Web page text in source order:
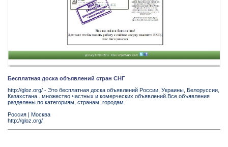
Бесплатная доска объявлений стран СНГ
http://gloz.org/ - Это бесплатная доска объявлений России, Украины, Белоруссии,
Казахстана...множество частных и комерческих объявлений.Все объявления
разделены по категориям, странам, городам.
Россия | Москва
http://gloz.org/